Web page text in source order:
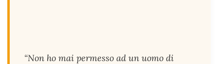
“Non ho mai permesso ad un uomo di